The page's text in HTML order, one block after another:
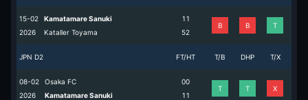
15-02
2026
Kamatamare Sanuki
Kataller Toyama
1
5
1
2
B B T
JPN D2 FT/HT T/B DHP T/X
08-02
2026
Osaka FC
Kamatamare Sanuki
0
1
0
1
T T X